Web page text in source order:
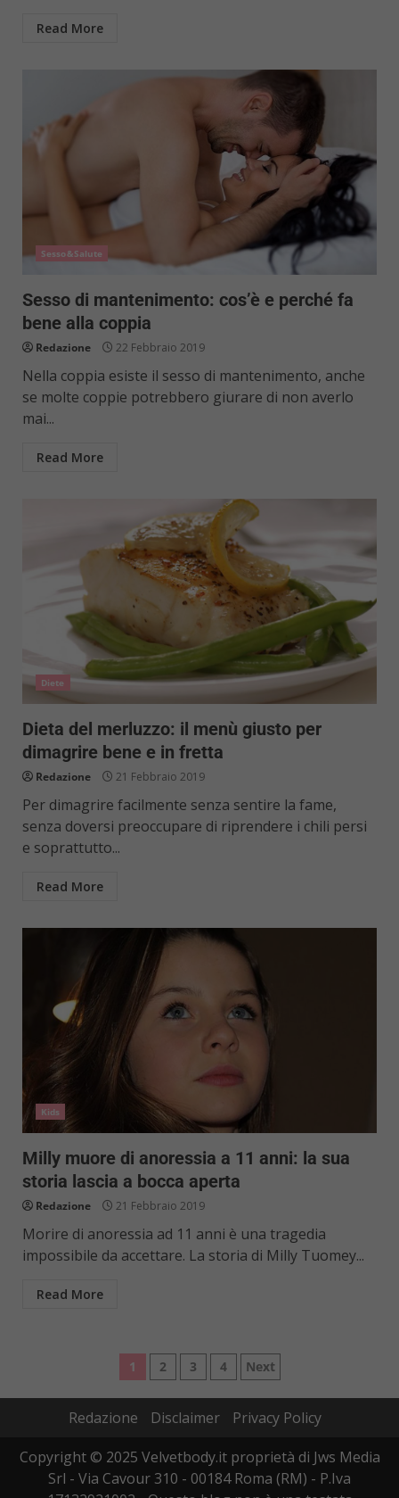
Read More
Sesso&Salute
Sesso di mantenimento: cos’è e perché fa
bene alla coppia
Redazione 22 Febbraio 2019
Nella coppia esiste il sesso di mantenimento, anche
se molte coppie potrebbero giurare di non averlo
mai...
Read More
Diete
Dieta del merluzzo: il menù giusto per
dimagrire bene e in fretta
Redazione 21 Febbraio 2019
Per dimagrire facilmente senza sentire la fame,
senza doversi preoccupare di riprendere i chili persi
e soprattutto...
Read More
Kids
Milly muore di anoressia a 11 anni: la sua
storia lascia a bocca aperta
Redazione 21 Febbraio 2019
Morire di anoressia ad 11 anni è una tragedia
impossibile da accettare. La storia di Milly Tuomey...
Read More
Paginazione
degli
1 2 3 4 Next
Redazione Disclaimer
Privacy Policy
Copyright © 2025 Velvetbody.it proprietà di Jws Media
Srl - Via Cavour 310 - 00184 Roma (RM) - P.Iva